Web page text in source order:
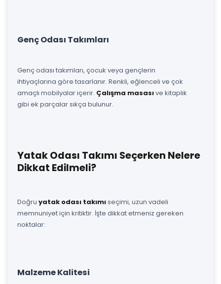
Genç Odası Takımları
Genç odası takımları, çocuk veya gençlerin
ihtiyaçlarına göre tasarlanır. Renkli, eğlenceli ve çok
amaçlı mobilyalar içerir. Çalışma masasıve kitaplık
gibi ek parçalar sıkça bulunur.
Yatak Odası Takımı Seçerken Nelere
Dikkat Edilmeli?
Doğru yatak odası takımıseçimi, uzun vadeli
memnuniyet için kritiktir. İşte dikkat etmeniz gereken
noktalar:
Malzeme Kalitesi